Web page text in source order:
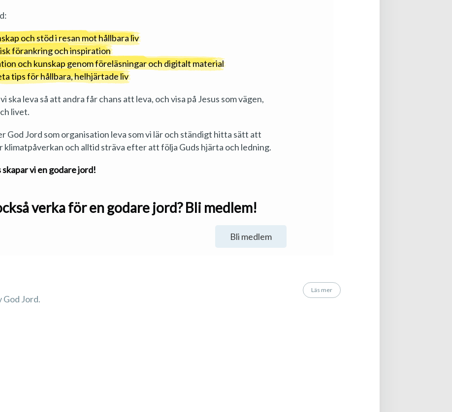
och stöd i resan mot hållbara liv
förankring och inspiration
och kunskap genom föreläsningar och digitalt material
tips för hållbara, helhjärtade liv
ska leva så att andra får chans att leva, och visa på Jesus som vägen,
livet.
God Jord som organisation leva som vi lär och ständigt hitta sätt att
klimatpåverkan och alltid sträva efter att följa Guds hjärta och ledning.
skapar vi en godare jord!
verka för en godare jord? Bli medlem!
Bli medlem
God Jord.
Läs mer